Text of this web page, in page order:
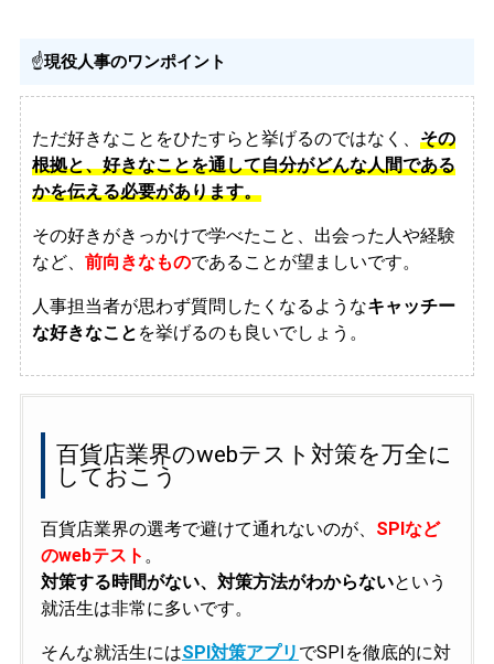
☝️現役人事のワンポイント
ただ好きなことをひたすらと挙げるのではなく、 その
根拠と、好きなことを通して自分がどんな人間である
かを伝える必要があります。
その好きがきっかけで学べたこと、出会った人や経験
など、 前向きなものであることが望ましいです。
人事担当者が思わず質問したくなるようなキャッチー
な好きなこと を挙げるのも良いでしょう。
百貨店業界のwebテスト対策を万全に
しておこう
百貨店業界の選考で避けて通れないのが、 SPIなど
のwebテスト 。
対策する時間がない、対策方法がわからないという
就活生は非常に多いです。
そんな就活生にはSPI対策アプリ でSPIを徹底的に対